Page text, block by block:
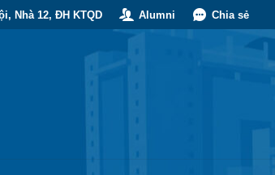
Nhà 12, ĐH KTQD Alumni Chia sẻ
PHÒNG BAN THÔNG BÁO